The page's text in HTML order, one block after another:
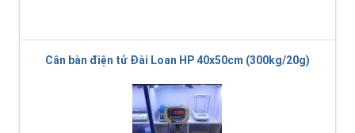
Cân bàn điện tử Đài Loan HP 40x50cm (300kg/20g)